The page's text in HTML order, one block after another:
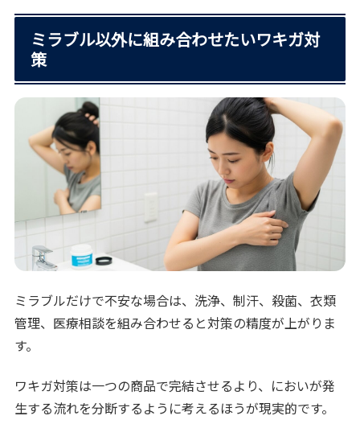
ミラブル以外に組み合わせたいワキガ対
策
ミラブルだけで不安な場合は、洗浄、制汗、殺菌、衣類
管理、医療相談を組み合わせると対策の精度が上がりま
す。
ワキガ対策は一つの商品で完結させるより、においが発
生する流れを分断するように考えるほうが現実的です。